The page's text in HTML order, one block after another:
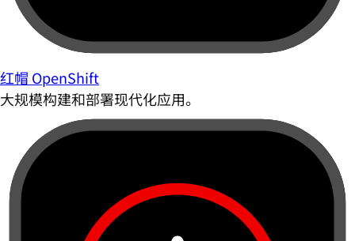
红帽 OpenShift
大规模构建和部署现代化应用。